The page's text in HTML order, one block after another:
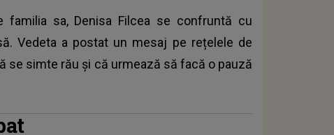
sa, Denisa Filcea se confruntă cu
Vedeta a postat un mesaj pe rețelele de
se simte rău și că urmează să facă o pauză